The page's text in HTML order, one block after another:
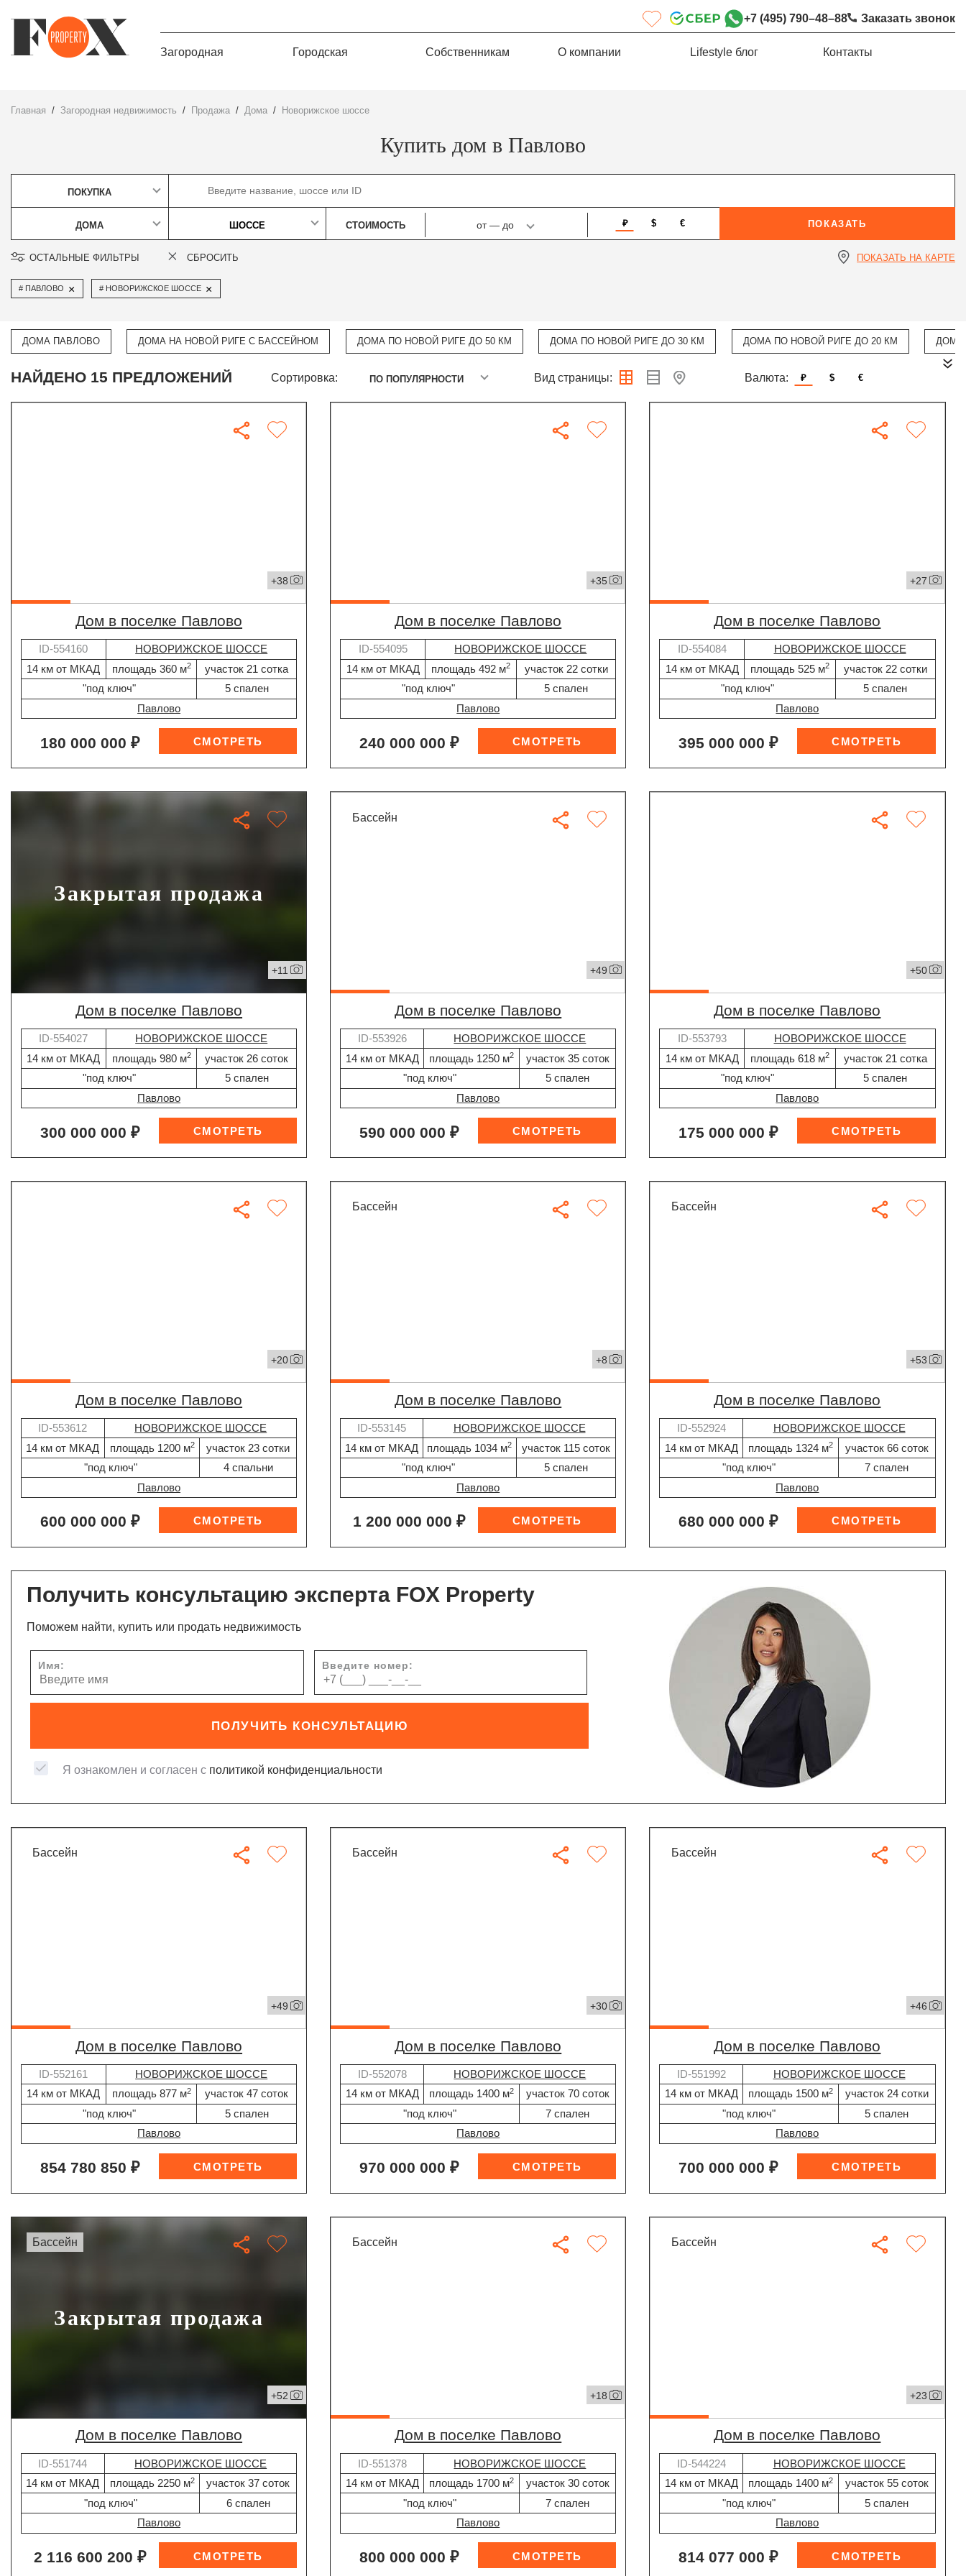
+7 (495) 790–48–88 Заказать звонок
Загородная Городская Собственникам О компании Lifestyle блог Контакты
Главная Загородная недвижимость Продажа дома Новорижское шоссе
Купить дом в Павлово
ПОКУПКА
ДОМА ШОССЕ СТОИМОСТЬ от—до ₽ $ € ПОКАЗАТЬ
ОСТАЛЬНЫЕ ФИЛЬТРЫ СБРОСИТЬ ПОКАЗАТЬ НА КАРТЕ
ПАВЛОВО × НОВОРИЖСКОЕ ШОССЕ ×
ДОМА ПАВЛОВО ДОМА НА НОВОЙ РИГЕ С БАССЕЙНОМ ДОМА ПО НОВОЙ РИГЕ ДО 50 КМ ДОМА ПО НОВОЙ РИГЕ ДО 30 КМ ДОМА ПО НОВОЙ РИГЕ ДО 20 КМ ДОМА
НАЙДЕНО 15 ПРЕДЛОЖЕНИЙ Сортировка: ПО ПОПУЛЯРНОСТИ Вид страницы: Валюта: ₽ $ €
+38
дом в поселке Павлово
ID-554160
НОВОРИЖСКОЕ ШОССЕ
14 км от МКАД
площадь 360 м2
участок 21 сотка
"под ключ"
5 спален
Павлово
180 000 000 ₽
+35
дом в поселке Павлово
ID-554095
НОВОРИЖСКОЕ ШОССЕ
14 км от МКАД
площадь 492 м2
участок 22 сотки
"под ключ"
5 спален
Павлово
240 000 000 ₽
+27
дом в поселке Павлово
ID-554084
НОВОРИЖСКОЕ ШОССЕ
14 км от МКАД
площадь 525 м2
участок 22 сотки
"под ключ"
5 спален
Павлово
395 000 000 ₽
Закрытая продажа
+11
дом в поселке Павлово
ID-554027
НОВОРИЖСКОЕ ШОССЕ
14 км от МКАД
площадь 980 м2
участок 26 соток
"под ключ"
5 спален
Павлово
300 000 000 ₽
бассейн
+49
дом в поселке Павлово
ID-553926
НОВОРИЖСКОЕ ШОССЕ
14 км от МКАД
площадь 1250 м2
участок 35 соток
"под ключ"
5 спален
Павлово
590 000 000 ₽
+50
дом в поселке Павлово
ID-553793
НОВОРИЖСКОЕ ШОССЕ
14 км от МКАД
площадь 618 м2
участок 21 сотка
"под ключ"
5 спален
Павлово
175 000 000 ₽
+20
дом в поселке Павлово
ID-553612
НОВОРИЖСКОЕ ШОССЕ
14 км от МКАД
площадь 1200 м2
участок 23 сотки
"под ключ"
4 спальни
Павлово
600 000 000 ₽
бассейн
+8
дом в поселке Павлово
ID-553145
НОВОРИЖСКОЕ ШОССЕ
14 км от МКАД
площадь 1034 м2
участок 115 соток
"под ключ"
5 спален
Павлово
1 200 000 000 ₽
бассейн
+53
дом в поселке Павлово
ID-552924
НОВОРИЖСКОЕ ШОССЕ
14 км от МКАД
площадь 1324 м2
участок 66 соток
"под ключ"
7 спален
Павлово
680 000 000 ₽
Получить консультацию эксперта FOX Property
Поможем найти, купить или продать недвижимость
Имя: Введите номер:
ПОЛУЧИТЬ КОНСУЛЬТАЦИЮ
Я ознакомлен и согласен с политикой конфиденциальности
бассейн
+49
дом в поселке Павлово
ID-552161
НОВОРИЖСКОЕ ШОССЕ
14 км от МКАД
площадь 877 м2
участок 47 соток
"под ключ"
5 спален
Павлово
854 780 850 ₽
бассейн
+30
дом в поселке Павлово
ID-552078
НОВОРИЖСКОЕ ШОССЕ
14 км от МКАД
площадь 1400 м2
участок 70 соток
"под ключ"
7 спален
Павлово
970 000 000 ₽
бассейн
+46
дом в поселке Павлово
ID-551992
НОВОРИЖСКОЕ ШОССЕ
14 км от МКАД
площадь 1500 м2
участок 24 сотки
"под ключ"
5 спален
Павлово
700 000 000 ₽
бассейн
Закрытая продажа
+52
дом в поселке Павлово
ID-551744
НОВОРИЖСКОЕ ШОССЕ
14 км от МКАД
площадь 2250 м2
участок 37 соток
"под ключ"
6 спален
Павлово
2 116 600 200 ₽
бассейн
+18
дом в поселке Павлово
ID-551378
НОВОРИЖСКОЕ ШОССЕ
14 км от МКАД
площадь 1700 м2
участок 30 соток
"под ключ"
7 спален
Павлово
800 000 000 ₽
бассейн
+23
дом в поселке Павлово
ID-544224
НОВОРИЖСКОЕ ШОССЕ
14 км от МКАД
площадь 1400 м2
участок 55 соток
"под ключ"
5 спален
Павлово
814 077 000 ₽